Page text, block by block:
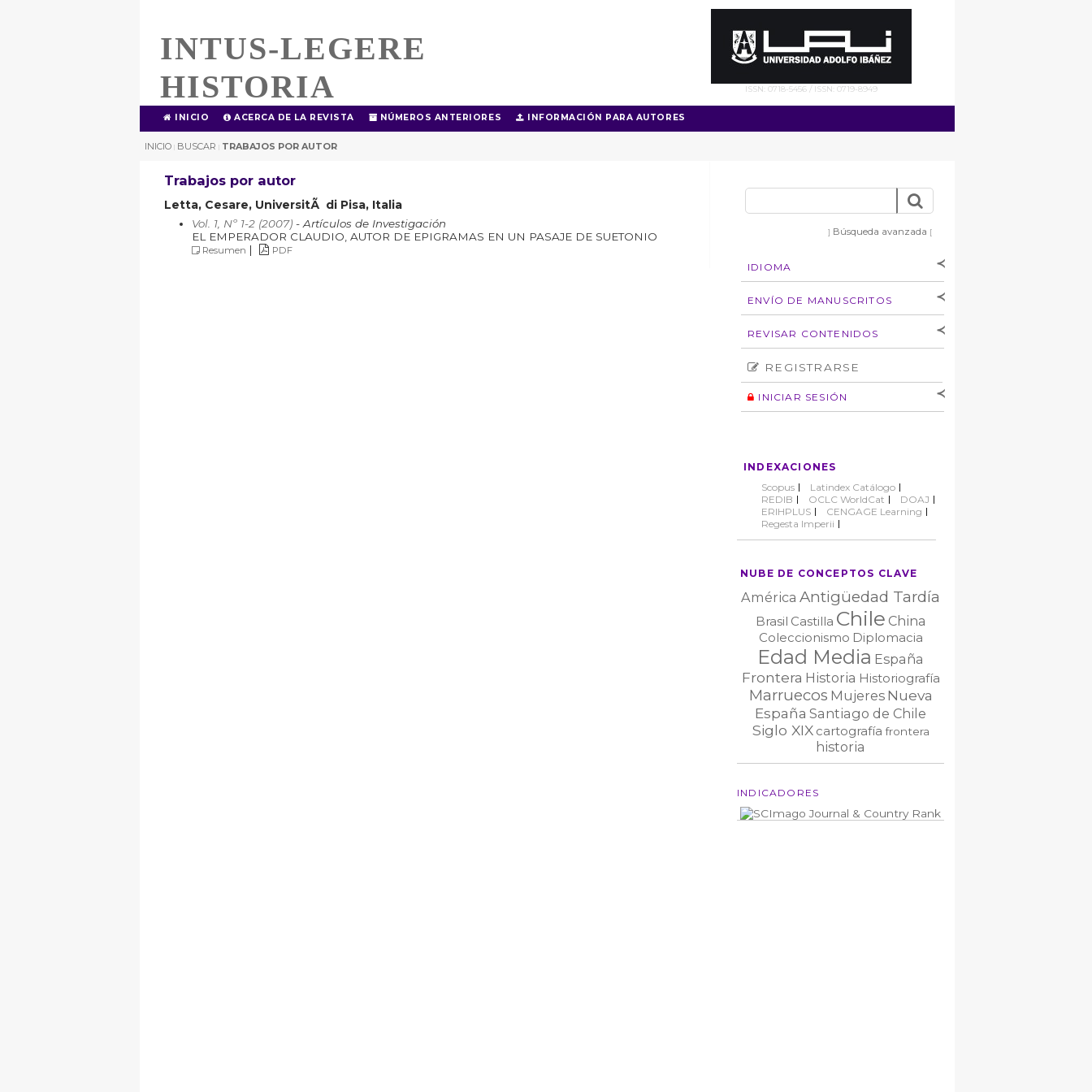
INTUS-LEGERE
HISTORIA
ISSN: 0718-5456 / ISSN: 0719-8949
INICIO ACERCA DE LA REVISTA NÚMEROS ANTERIORES INFORMACIÓN PARA AUTORES
INICIO | BUSCAR | TRABAJOS POR AUTOR
] Búsqueda avanzada [
IDIOMA
[Español ] [English]
ENVÍO DE MANUSCRITOS
autores
Derechos de autoría
Normas éticas
REVISAR CONTENIDOS
Número
Autor
REGISTRARSE
INICIAR SESIÓN
INDEXACIONES
Scopus
Latindex Catálogo
REDIB
OCLC WorldCat
DOAJ
ERIHPLUS
CENGAGE Learning
Regesta Imperii
NUBE DE CONCEPTOS CLAVE
América Antigüedad Tardía
Brasil Castilla Chile China
Coleccionismo Diplomacia
Edad Media España
Frontera Historia Historiografía
Marruecos Mujeres Nueva
España Santiago de Chile
Siglo XIX cartografía frontera
historia
INDICADORES
Trabajos por autor
Letta, Cesare, UniversitÃ di Pisa, Italia
Vol. 1, Nº 1-2 (2007)- Artículos de Investigación
EL EMPERADOR CLAUDIO, AUTOR DE EPIGRAMAS EN UN PASAJE DE SUETONIO
Resumen | PDF